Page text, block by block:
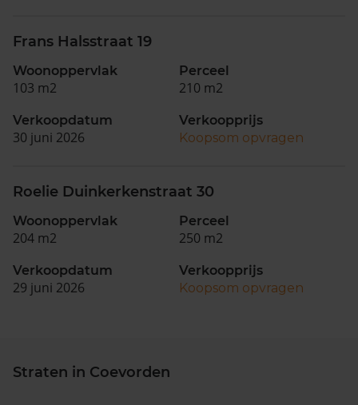
Frans Halsstraat 19
Woonoppervlak
103 m2
Perceel
210 m2
Verkoopdatum
30 juni 2026
Verkoopprijs
Koopsom opvragen
Roelie Duinkerkenstraat 30
Woonoppervlak
204 m2
Perceel
250 m2
Verkoopdatum
29 juni 2026
Verkoopprijs
Koopsom opvragen
Straten in Coevorden